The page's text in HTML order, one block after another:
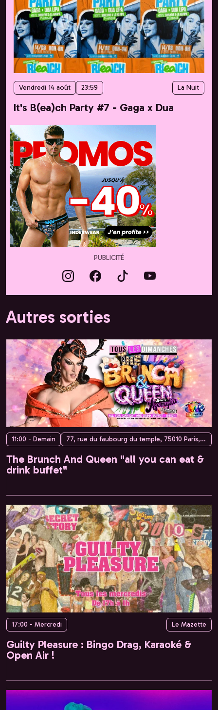
Vendredi 14 août 23:59 La Nuit
It's B(ea)ch Party #7 - Gaga x Dua
PUBLICITÉ
Autres sorties
11:00 - Demain 77, rue du faubourg du temple, 75010 Paris, France
The Brunch And Queen "all you can eat &
drink buffet"
17:00 - Mercredi Le Mazette
Guilty Pleasure : Bingo Drag, Karaoké &
Open Air !